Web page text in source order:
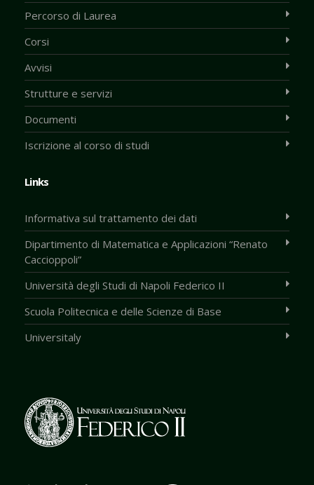
Percorso di Laurea
Corsi
Avvisi
Strutture e servizi
Documenti
Iscrizione al corso di studi
Links
Informativa sul trattamento dei dati
Dipartimento di Matematica e Applicazioni “Renato
Caccioppoli”
Università degli Studi di Napoli Federico II
Scuola Politecnica e delle Scienze di Base
Universitaly